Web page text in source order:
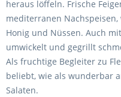
heraus löffeln. Frische
mediterranen
Honig und Nüssen. Auch
umwickelt und gegrillt
Als fruchtige Begleiter zu
beliebt, wie als wunderbar
Salaten.